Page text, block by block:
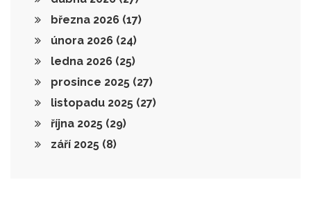
března 2026 (17)
února 2026 (24)
ledna 2026 (25)
prosince 2025 (27)
listopadu 2025 (27)
října 2025 (29)
září 2025 (8)